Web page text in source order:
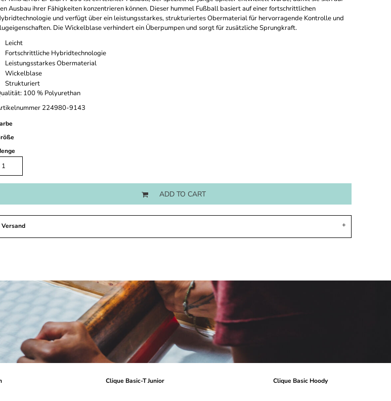
Ausbau ihrer Fähigkeiten konzentrieren können. Dieser hummel Fußball basiert auf einer fortschrittlichen
und verfügt über ein leistungsstarkes, strukturiertes Obermaterial für hervorragende Kontrolle und
Die Wickelblase verhindert ein Überpumpen und sorgt für zusätzliche Sprungkraft.
Leicht
Fortschrittliche Hybridtechnologie
Leistungsstarkes Obermaterial
Wickelblase
Strukturiert
100 % Polyurethan
224980-9143
ADD TO CART
Versand
Clique Basic-T Junior Clique Basic Hoody